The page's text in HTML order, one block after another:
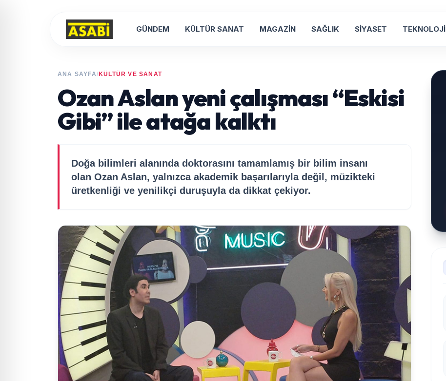
GÜNDEM KÜLTÜR SANAT MAGAZİN SAĞLIK SİYASET TEKNOLOJİ
ANA SAYFA/ KÜLTÜR VE SANAT
Ozan Aslan yeni çalışması “Eskisi
Gibi” ile atağa kalktı
Doğa bilimleri alanında doktorasını tamamlamış bir bilim insanı
olan Ozan Aslan, yalnızca akademik başarılarıyla değil, müzikteki
üretkenliği ve yenilikçi duruşuyla da dikkat çekiyor.